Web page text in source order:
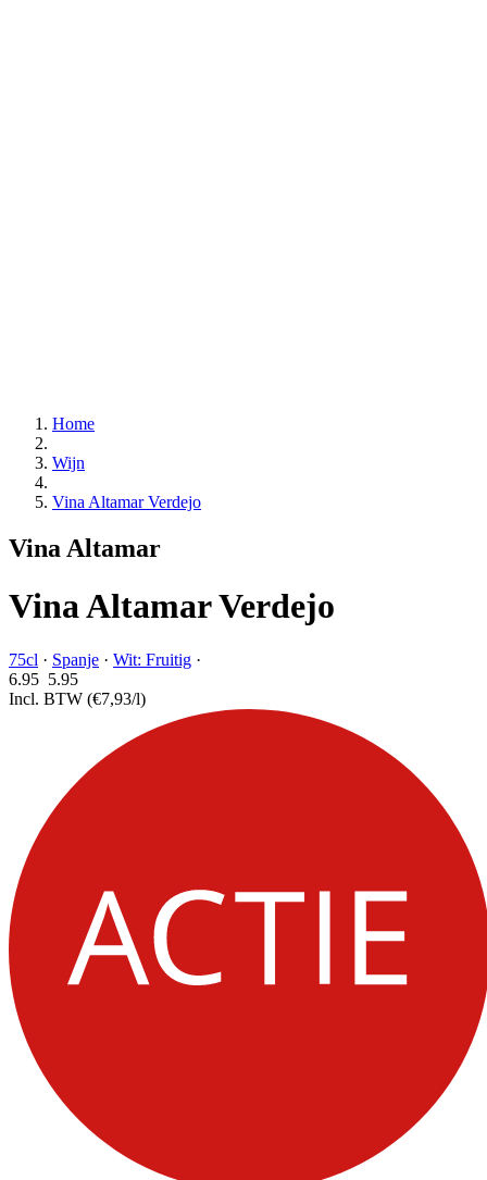
Home
Wijn
Vina Altamar Verdejo
Vina Altamar
Vina Altamar Verdejo
75cl · Spanje · Wit: Fruitig ·
6.95 5.95
Incl. BTW (€7,93/l)